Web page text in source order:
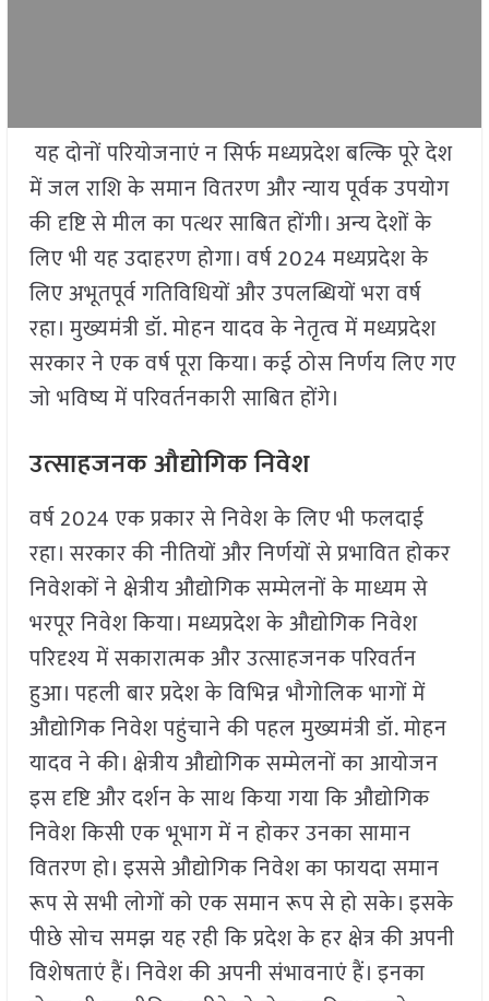
यह दोनों परियोजनाएं न सिर्फ मध्यप्रदेश बल्कि पूरे देश
में जल राशि के समान वितरण और न्याय पूर्वक उपयोग
की दृष्टि से मील का पत्थर साबित होंगी। अन्य देशों के
लिए भी यह उदाहरण होगा। वर्ष 2024 मध्यप्रदेश के
लिए अभूतपूर्व गतिविधियों और उपलब्धियों भरा वर्ष
रहा। मुख्यमंत्री डॉ. मोहन यादव के नेतृत्व में मध्यप्रदेश
सरकार ने एक वर्ष पूरा किया। कई ठोस निर्णय लिए गए
जो भविष्य में परिवर्तनकारी साबित होंगे।
उत्साहजनक औद्योगिक निवेश
वर्ष 2024 एक प्रकार से निवेश के लिए भी फलदाई
रहा। सरकार की नीतियों और निर्णयों से प्रभावित होकर
निवेशकों ने क्षेत्रीय औद्योगिक सम्मेलनों के माध्यम से
भरपूर निवेश किया। मध्यप्रदेश के औद्योगिक निवेश
परिदृश्य में सकारात्मक और उत्साहजनक परिवर्तन
हुआ। पहली बार प्रदेश के विभिन्न भौगोलिक भागों में
औद्योगिक निवेश पहुंचाने की पहल मुख्यमंत्री डॉ. मोहन
यादव ने की। क्षेत्रीय औद्योगिक सम्मेलनों का आयोजन
इस दृष्टि और दर्शन के साथ किया गया कि औद्योगिक
निवेश किसी एक भूभाग में न होकर उनका सामान
वितरण हो। इससे औद्योगिक निवेश का फायदा समान
रूप से सभी लोगों को एक समान रूप से हो सके। इसके
पीछे सोच समझ यह रही कि प्रदेश के हर क्षेत्र की अपनी
विशेषताएं हैं। निवेश की अपनी संभावनाएं हैं। इनका